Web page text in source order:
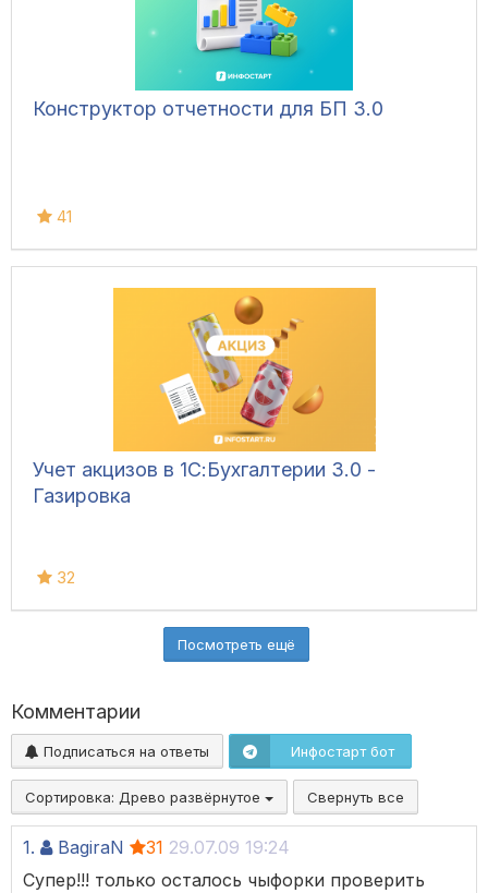
Конструктор отчетности для БП 3.0
41
Учет акцизов в 1С:Бухгалтерии 3.0 -
Газировка
32
Посмотреть ещё
Комментарии
Подписаться на ответы Инфостарт бот
Сортировка: Древо развёрнутое Свернуть все
1. BagiraN 31 29.07.09 19:24
Супер!!! только осталось чыфорки проверить